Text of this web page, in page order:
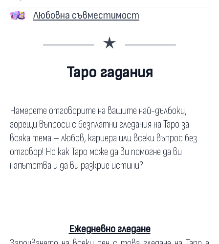
Любовна съвместимост
Таро гадания
Намерете отговорите на вашите най-дълбоки,
горещи въпроси с безплатни гледания на Таро за
всяка тема – любов, кариера или всеки въпрос без
отговор! Но как Таро може да ви помогне да ви
напътства и да ви разкрие истини?
Ежедневно гледане